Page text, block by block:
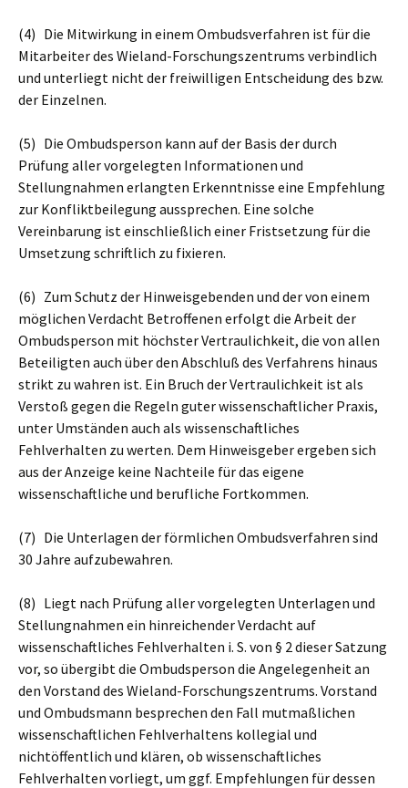
(4) Die Mitwirkung in einem Ombudsverfahren ist für die
Mitarbeiter des Wieland-Forschungszentrums verbindlich
und unterliegt nicht der freiwilligen Entscheidung des bzw.
der Einzelnen.
(5) Die Ombudsperson kann auf der Basis der durch
Prüfung aller vorgelegten Informationen und
Stellungnahmen erlangten Erkenntnisse eine Empfehlung
zur Konfliktbeilegung aussprechen. Eine solche
Vereinbarung ist einschließlich einer Fristsetzung für die
Umsetzung schriftlich zu fixieren.
(6) Zum Schutz der Hinweisgebenden und der von einem
möglichen Verdacht Betroffenen erfolgt die Arbeit der
Ombudsperson mit höchster Vertraulichkeit, die von allen
Beteiligten auch über den Abschluß des Verfahrens hinaus
strikt zu wahren ist. Ein Bruch der Vertraulichkeit ist als
Verstoß gegen die Regeln guter wissenschaftlicher Praxis,
unter Umständen auch als wissenschaftliches
Fehlverhalten zu werten. Dem Hinweisgeber ergeben sich
aus der Anzeige keine Nachteile für das eigene
wissenschaftliche und berufliche Fortkommen.
(7) Die Unterlagen der förmlichen Ombudsverfahren sind
30 Jahre aufzubewahren.
(8) Liegt nach Prüfung aller vorgelegten Unterlagen und
Stellungnahmen ein hinreichender Verdacht auf
wissenschaftliches Fehlverhalten i. S. von § 2 dieser Satzung
vor, so übergibt die Ombudsperson die Angelegenheit an
den Vorstand des Wieland-Forschungszentrums. Vorstand
und Ombudsmann besprechen den Fall mutmaßlichen
wissenschaftlichen Fehlverhaltens kollegial und
nichtöffentlich und klären, ob wissenschaftliches
Fehlverhalten vorliegt, um ggf. Empfehlungen für dessen